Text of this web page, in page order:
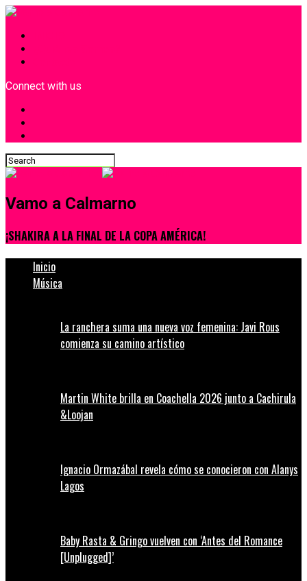
Connect with us
Vamo a Calmarno
¡SHAKIRA A LA FINAL DE LA COPA AMÉRICA!
Inicio
Música
La ranchera suma una nueva voz femenina: Javi Rous
comienza su camino artístico
Martin White brilla en Coachella 2026 junto a Cachirula
&Loojan
Ignacio Ormazábal revela cómo se conocieron con Alanys
Lagos
Baby Rasta & Gringo vuelven con ‘Antes del Romance
[Unplugged]’